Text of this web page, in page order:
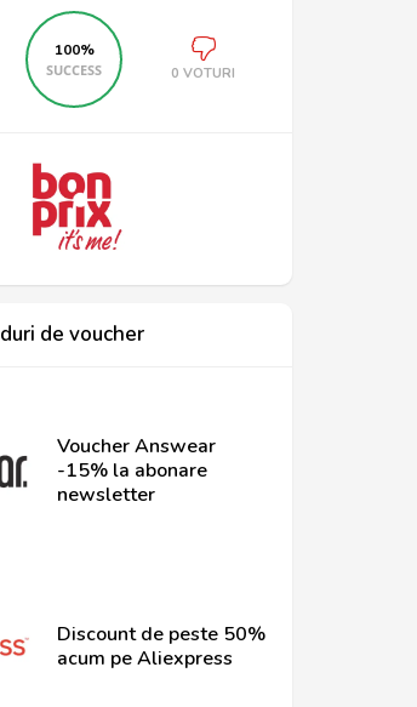
100%
SUCCESS 0 VOTURI
de voucher
Voucher Answear
-15% la abonare
newsletter
Discount de peste 50%
acum pe Aliexpress